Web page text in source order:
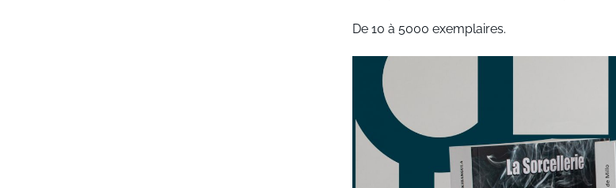
De 10 à 5000 exemplaires.